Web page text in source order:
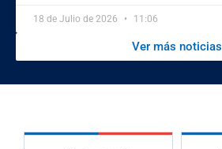
18 de Julio de 2026 11:06
Ver más noticias